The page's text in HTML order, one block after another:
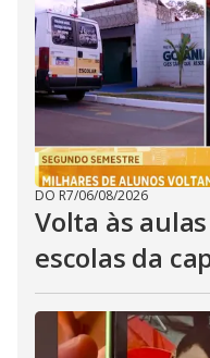
DO R7/06/08/2026
Volta às
escolas da